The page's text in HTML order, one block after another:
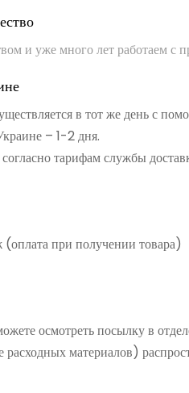
и уже много лет работаем
в тот же день с
– 1-2 дня.
тарифам службы
при получении товара)
осмотреть посылку в
материалов)